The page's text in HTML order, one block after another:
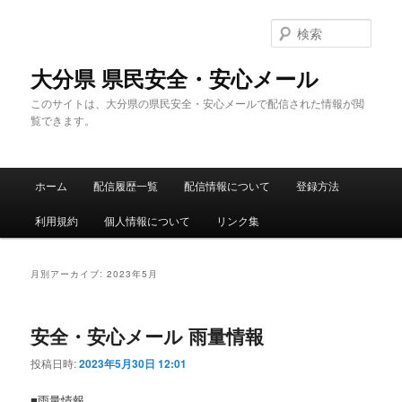
大分県 県民安全・安心メール
このサイトは、大分県の県民安全・安心メールで配信された情報が閲
覧できます。
索
メ
ホーム 配信履歴一覧 配信情報について 登録方法
利用規約 個人情報について リンク集
月別アーカイブ:2023年5月
安全・安心メール 雨量情報
投稿日時:2023年5月30日 12:01